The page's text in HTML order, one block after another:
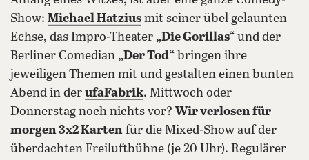
Show: Michael Hatzius mit seiner übel gelaunten
Echse, das Impro-Theater „Die Gorillas“ und der
Berliner Comedian „Der Tod“ bringen ihre
jeweiligen Themen mit und gestalten einen bunten
Abend in der ufaFabrik. Mittwoch oder
Donnerstag noch nichts vor? Wir verlosen für
morgen 3x2 Karten für die Mixed-Show auf der
überdachten Freiluftbühne (je 20 Uhr). Regulärer